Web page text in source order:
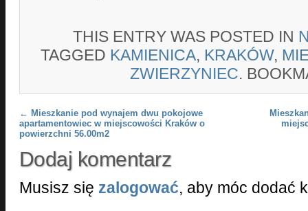
THIS ENTRY WAS POSTED IN
TAGGED KAMIENICA, KRAKÓW,
ZWIERZYNIEC.
Post navigation
← Mieszkanie pod wynajem dwu pokojowe
apartamentowiec w miejscowości Kraków o
powierzchni 56.00m2
Dodaj komentarz
Musisz się zalogować, aby móc dodać